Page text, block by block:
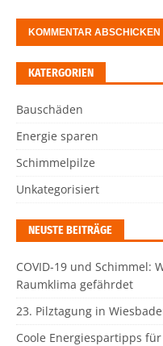
KATERGORIEN
Bauschäden
Energie sparen
Schimmelpilze
Unkategorisiert
NEUSTE BEITRÄGE
COVID-19 und Schimmel:
Raumklima gefährdet
23. Pilztagung in
Coole Energiespartipps